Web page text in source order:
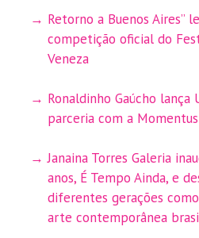
Retorno a Buenos Aires”
competição oficial do
Veneza
Ronaldinho Gaúcho lança
parceria com a
Janaina Torres Galeria
anos, É Tempo Ainda, e
diferentes gerações
arte contemporânea